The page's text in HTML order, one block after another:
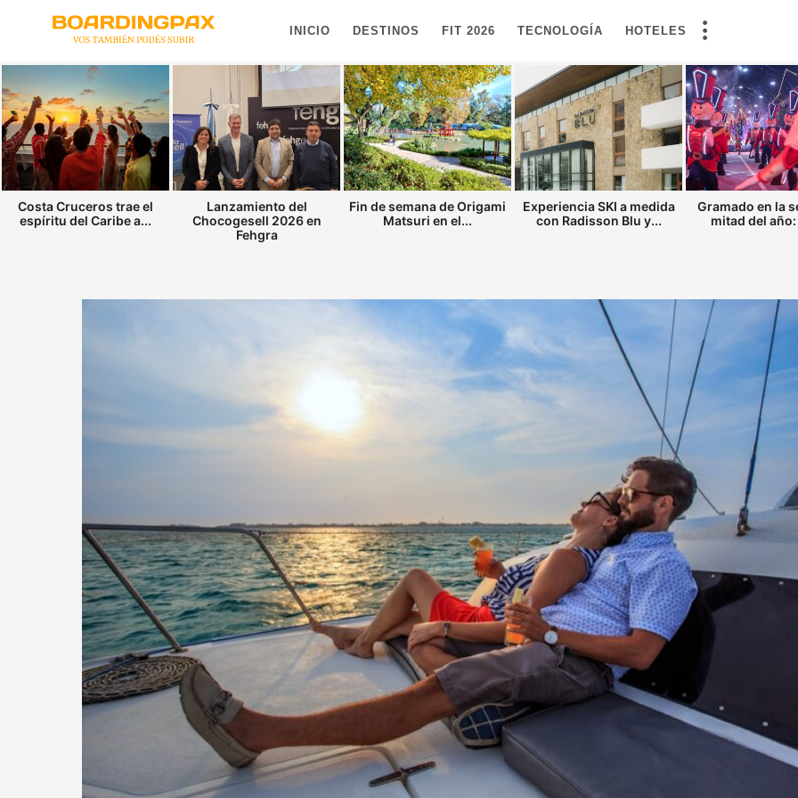
INICIO DESTINOS FIT 2026 TECNOLOGÍA HOTELES
Costa Cruceros trae el
espíritu del Caribe a...
Lanzamiento del
Chocogesell 2026 en
Fehgra
Fin de semana de Origami
Matsuri en el...
Experiencia SKI a medida
con Radisson Blu y...
Gramado en la
mitad del